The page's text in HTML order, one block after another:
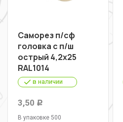
Саморез п/сф
головка с п/ш
острый 4,2х25
RAL1014
в наличии
3,50 Р
В упаковке 500